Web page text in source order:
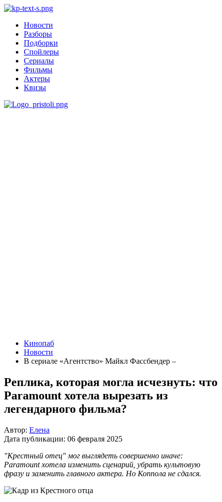
Новости
Разборы
Подборки
Спойлеры
Сериалы
Фильмы
Актеры
Квизы
Кинопаб
Новости
В сериале «Агентство» Майкл Фассбендер –
Реплика, которая могла исчезнуть: что
Paramount хотела вырезать из
легендарного фильма?
Автор: Елена
Дата публикации: 06 февраля 2025
"Крестный отец" мог выглядеть совершенно иначе:
Paramount хотела изменить сценарий, убрать культовую
фразу и заменить главного актера. Но Коппола не сдался.